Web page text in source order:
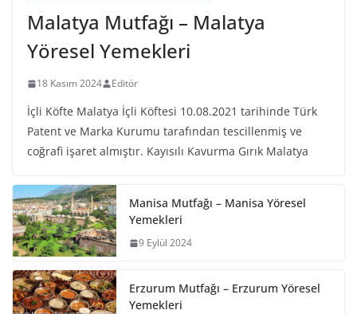
Malatya Mutfağı – Malatya
Yöresel Yemekleri
18 Kasım 2024 Editör
İçli Köfte Malatya İçli Köftesi 10.08.2021 tarihinde Türk
Patent ve Marka Kurumu tarafından tescillenmiş ve
coğrafi işaret almıştır. Kayısılı Kavurma Gırık Malatya
Manisa Mutfağı – Manisa Yöresel
Yemekleri
9 Eylül 2024
Erzurum Mutfağı – Erzurum Yöresel
Yemekleri